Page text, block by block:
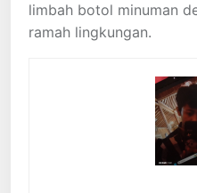
limbah botol minuman
ramah lingkungan.